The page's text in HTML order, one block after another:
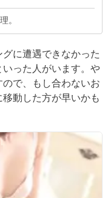
。
に遭遇できなかった
った人がいます。や
で、もし合わないお
動した方が早いかも